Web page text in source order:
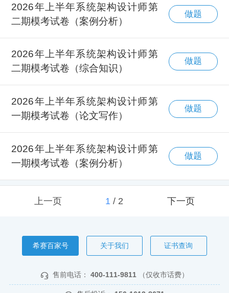
2026年上半年系统架构设计师第
二期模考试卷（案例分析）
做题
2026年上半年系统架构设计师第
二期模考试卷（综合知识）
做题
2026年上半年系统架构设计师第
一期模考试卷（论文写作）
做题
2026年上半年系统架构设计师第
一期模考试卷（案例分析）
做题
上一页 1/ 2 下一页
希赛百家号 关于我们 证书查询
售前电话： 400-111-9811 （仅收市话费）